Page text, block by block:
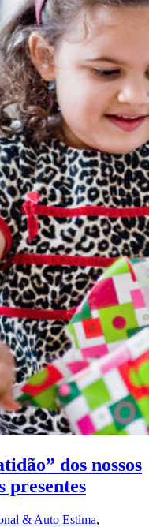
dos nossos
presentes
& Auto Estima,